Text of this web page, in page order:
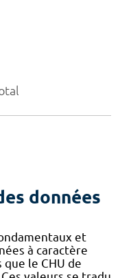
données
et
à caractère
le CHU de